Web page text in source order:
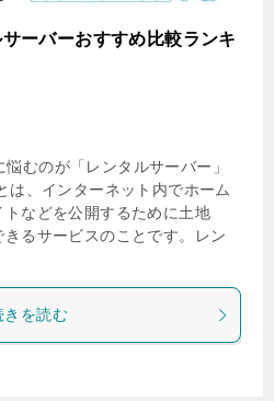
ーバーおすすめ比較ランキ
むのが「レンタルサーバー」
は、インターネット内でホーム
などを公開するために土地
きるサービスのことです。レン
きを読む